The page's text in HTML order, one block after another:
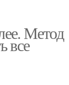
Метод
все